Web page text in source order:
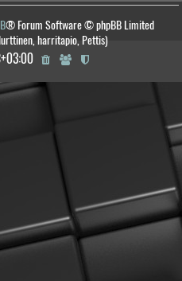
® Forum Software © phpBB Limited
harritapio, Pettis)